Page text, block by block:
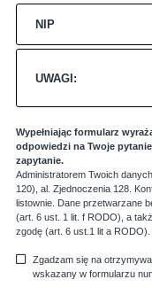
NIP
UWAGI:
Wypełniając formularz
odpowiedzi na Twoje
zapytanie.
Administratorem Twoich
120), al. Zjednoczenia 128.
listownie. Dane przetwarzane
(art. 6 ust. 1 lit. f RODO), a
zgodę (art. 6 ust.1 lit a RODO).
Zgadzam się na
wskazany w formularzu